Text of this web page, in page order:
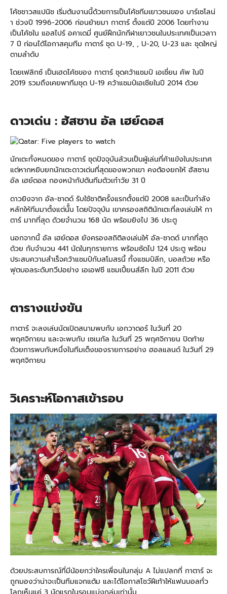
โค้ชชาวสแปนิช เริ่มต้นงานนี้ด้วยการเป็นโค้ชทีมเยาวชนของ บาร์เซโลน่
า ช่วงปี 1996-2006 ก่อนย้ายมา กาตาร์ ตั้งแต่ปี 2006 โดยทำงาน
เป็นโค้ชใน แอสไปร์ อคาเดมี่ ศูนย์ฝึกนักกีฬาเยาวชนในประเทศเป็นเวลาา
7 ปี ก่อนได้โอกาสคุมทีม กาตาร์ ชุด U-19, , U-20, U-23 และ ชุดใหญ่
ตามลำดับ
โดยเฟลิกซ์ เป็นเฮดโค้ชของ กาตาร์ ชุดคว้าแชมป์ เอเชี่ยน คัพ ในปี
2019 รวมถึงเคยพาทีมชุด U-19 คว้าแชมป์เอเชียในปี 2014 ด้วย
ดาวเด่น : ฮัสซาน อัล เฮย์ดอส
นักเตะทั้งหมดของ กาตาร์ ชุดปัจจุบันล้วนเป็นผู้เล่นที่ค้าแข้งในประเทศ
แต่หากหยิบยกนักเตะดาวเด่นที่สุดของพวกเขา คงต้องยกให้ ฮัสซาน
อัล เฮย์ดอส กองหน้ากัปตันทีมตัวเก๋าวัย 31 ปี
ดาวยิงจาก อัล-ซาดด์ รับใช้ชาติครั้งแรกตั้งแต่ปี 2008 และเป็นกำลัง
หลักให้ทีมมาตั้งแต่นัั้น โดยปัจจุบัน เขาครองสถิตินักเตะที่ลงเล่นให้ กา
ตาร์ มากที่สุด ด้วยจำนวน 168 นัด พร้อมยิงไป 36 ประตู
นอกจากนี้ อัล เฮย์ดอส ยังครองสถิติลงเล่นให้ อัล-ซาดด์ มากที่สุด
ด้วย กับจำนวน 441 นัดในทุกรายการ พร้อมซัดไป 124 ประตู พร้อม
ประสบความสำเร็จคว้าแชมป์กับสโมสรนี้ ทั้งแชมป์ลีก, บอลถ้วย หรือ
ฟุตบอลระดับทวีปอย่าง เอเอฟซี แชมเปี้ยนส์ลีก ในปี 2011 ด้วย
ตารางแข่งขัน
กาตาร์ จะลงเล่นนัดเปิดสนามพบกับ เอกวาดอร์ ในวันที่ 20
พฤศจิกายน และจะพบกับ เซเนกัล ในวันที่ 25 พฤศจิกายน ปิดท้าย
ด้วยการพบกับหนึ่งในทีมเต็งของรายการอย่าง ฮอลแลนด์ ในวันที่ 29
พฤศจิกายน
วิเคราะห์โอกาสเข้ารอบ
ด้วยประสบการณ์ที่มีน้อยกว่าใครเพื่อนในกลุ่ม A ไม่แปลกที่ กาตาร์ จะ
ถูกมองว่าน่าจะเป็นทีมแจกแต้ม และได้โอกาสโชว์ฝีเท้าให้แฟนบอลทั่ว